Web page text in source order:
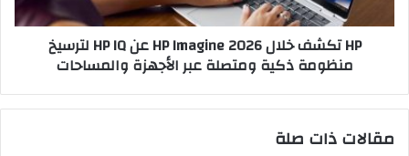
IQ
لترسيخ
الأجهزة
HP تكشف خلال HP Imagine 2026 عن HP IQ لترسيخ
منظومة ذكية ومتصلة عبر الأجهزة والمساحات
مقالات ذات صلة